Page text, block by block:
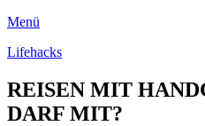
Menü
Lifehacks
REISEN MIT
DARF MIT?